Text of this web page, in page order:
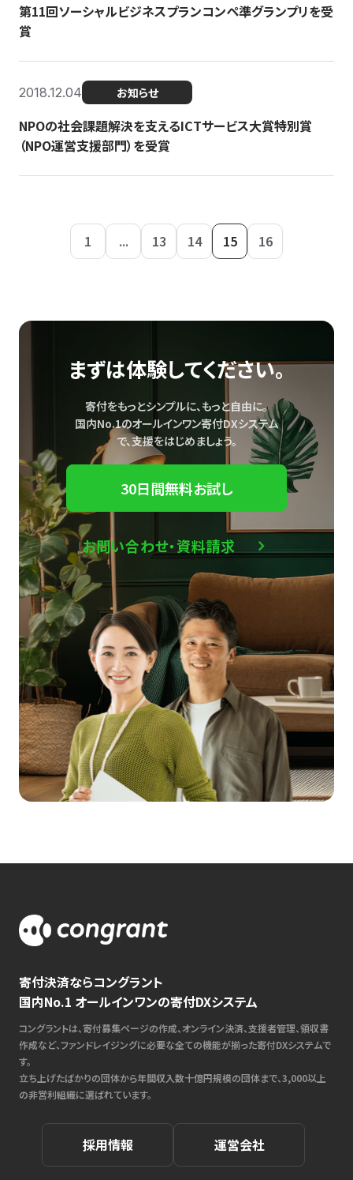
第11回ソーシャルビジネスプランコンペ準グランプリを受
賞
2018.12.04 お知らせ
NPOの社会課題解決を支えるICTサービス大賞特別賞
（NPO運営支援部門）を受賞
1 ... 13 14 15 16
まずは体験してください。
寄付をもっとシンプルに、もっと自由に。
国内No.1のオールインワン寄付DXシステム
で、支援をはじめましょう。
30日間無料お試し
お問い合わせ・資料請求
寄付決済ならコングラント
国内No.1 オールインワンの寄付DXシステム
コングラントは、寄付募集ページの作成、オンライン決済、支援者管理、領収書
作成など、ファンドレイジングに必要な全ての機能が揃った寄付DXシステムで
す。
立ち上げたばかりの団体から年間収入数十億円規模の団体まで、3,000以上
の非営利組織に選ばれています。
採用情報 運営会社